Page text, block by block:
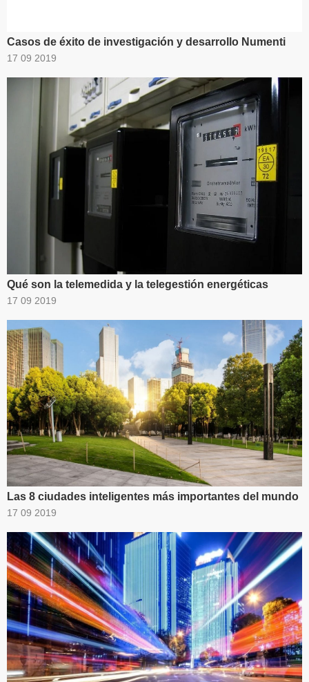
Casos de éxito de investigación y desarrollo Numenti
17 09 2019
Qué son la telemedida y la telegestión energéticas
17 09 2019
Las 8 ciudades inteligentes más importantes del mundo
17 09 2019